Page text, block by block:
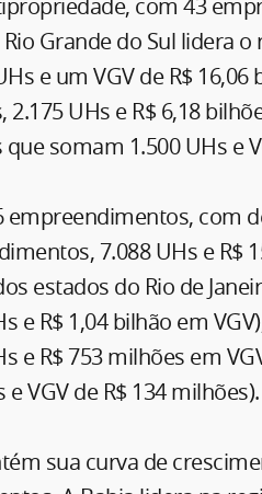
com 43
Grande do Sul lidera
e um VGV de R$ 16,06
UHs e R$ 6,18
somam 1.500 UHs e
empreendimentos, com
7.088 UHs e R$
estados do Rio de
e R$ 1,04 bilhão em
e R$ 753 milhões em
VGV de R$ 134 milhões).
sua curva de